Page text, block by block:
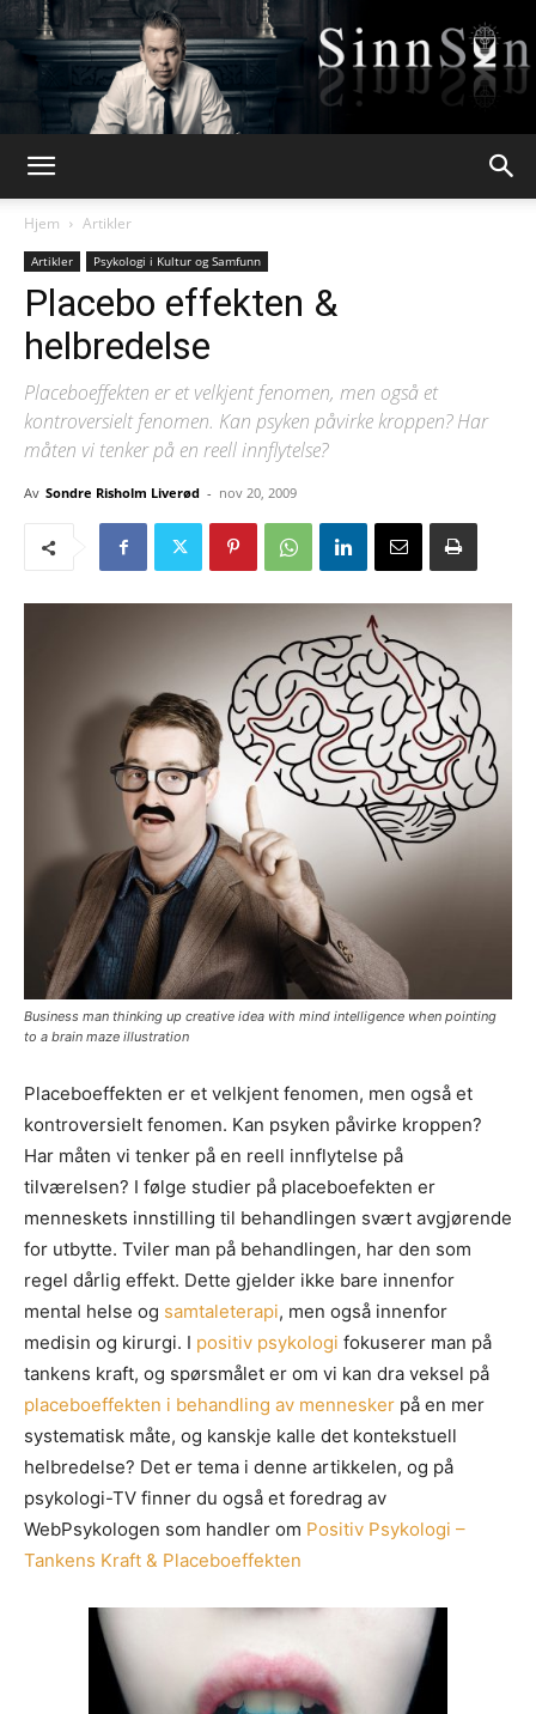
Hjem
Artikler
Artikler Psykologi i Kultur og Samfunn
Placebo effekten &
helbredelse
Placeboeffekten er et velkjent fenomen, men også et
kontroversielt fenomen. Kan psyken påvirke kroppen? Har
måten vi tenker på en reell innflytelse?
Av Sondre Risholm Liverød - nov 20, 2009
Business man thinking up creative idea with mind intelligence when pointing
to a brain maze illustration
Placeboeffekten er et velkjent fenomen, men også et
kontroversielt fenomen. Kan psyken påvirke kroppen?
Har måten vi tenker på en reell innflytelse på
tilværelsen? I følge studier på placeboefekten er
menneskets innstilling til behandlingen svært avgjørende
for utbytte. Tviler man på behandlingen, har den som
regel dårlig effekt. Dette gjelder ikke bare innenfor
mental helse og samtaleterapi, men også innenfor
medisin og kirurgi. I positiv psykologi fokuserer man på
tankens kraft, og spørsmålet er om vi kan dra veksel på
placeboeffekten i behandling av mennesker på en mer
systematisk måte, og kanskje kalle det kontekstuell
helbredelse? Det er tema i denne artikkelen, og på
psykologi-TV finner du også et foredrag av
WebPsykologen som handler om Positiv Psykologi –
Tankens Kraft & Placeboeffekten